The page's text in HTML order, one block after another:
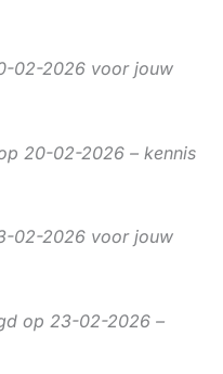
02-2026 voor jouw
20-02-2026 – kennis
02-2026 voor jouw
op 23-02-2026 –